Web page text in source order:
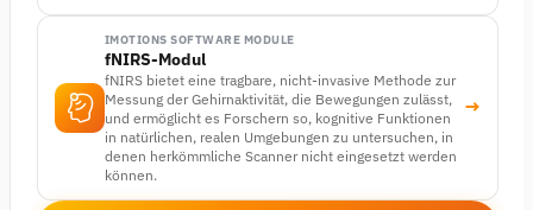
IMOTIONS SOFTWARE MODULE
fNIRS-Modul
fNIRS bietet eine tragbare, nicht-invasive Methode zur
Messung der Gehirnaktivität, die Bewegungen zulässt,
und ermöglicht es Forschern so, kognitive Funktionen
in natürlichen, realen Umgebungen zu untersuchen, in
denen herkömmliche Scanner nicht eingesetzt werden
können.
→